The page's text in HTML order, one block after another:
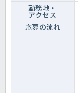
勤務地・
アクセス
応募の流れ